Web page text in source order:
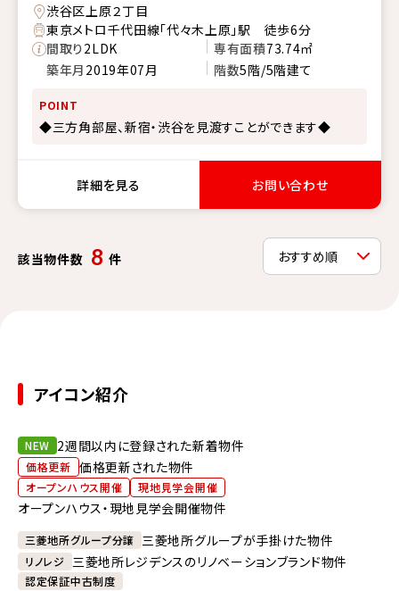
渋谷区上原２丁目
東京メトロ千代田線「代々木上原」駅 徒歩6分
間取り2LDK 専有面積73.74㎡
築年月 2019年07月 階数5階/5階建て
POINT
◆三方角部屋、新宿・渋谷を見渡すことができます◆
詳細を見る お問い合わせ
該当物件数 8 件
アイコン紹介
NEW 2週間以内に登録された新着物件
価格更新 価格更新された物件
オープンハウス開催 現地見学会開催
オープンハウス・現地見学会開催物件
三菱地所グループ分譲 三菱地所グループが手掛けた物件
リノレジ 三菱地所レジデンスのリノベーションブランド物件
認定保証中古制度